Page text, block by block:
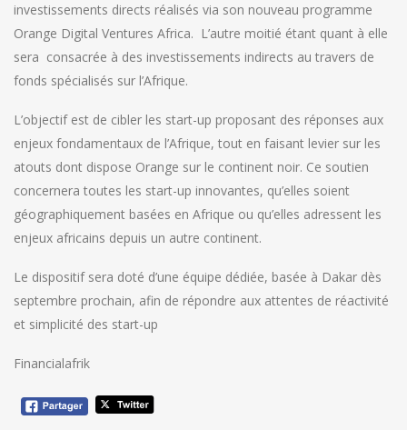
investissements directs réalisés via son nouveau programme
Orange Digital Ventures Africa. L’autre moitié étant quant à elle
sera consacrée à des investissements indirects au travers de
fonds spécialisés sur l’Afrique.
L’objectif est de cibler les start-up proposant des réponses aux
enjeux fondamentaux de l’Afrique, tout en faisant levier sur les
atouts dont dispose Orange sur le continent noir. Ce soutien
concernera toutes les start-up innovantes, qu’elles soient
géographiquement basées en Afrique ou qu’elles adressent les
enjeux africains depuis un autre continent.
Le dispositif sera doté d’une équipe dédiée, basée à Dakar dès
septembre prochain, afin de répondre aux attentes de réactivité
et simplicité des start-up
Financialafrik